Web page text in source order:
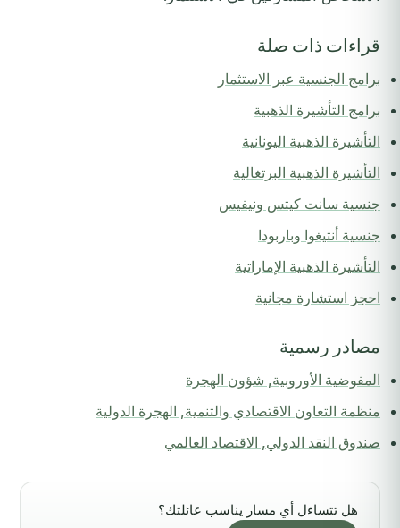
قراءات ذات صلة
برامج الجنسية عبر الاستثمار
برامج التأشيرة الذهبية
التأشيرة الذهبية اليونانية
التأشيرة الذهبية البرتغالية
جنسية سانت كيتس ونيفيس
جنسية أنتيغوا وباربودا
التأشيرة الذهبية الإماراتية
احجز استشارة مجانية
مصادر رسمية
المفوضية الأوروبية, شؤون الهجرة
منظمة التعاون الاقتصادي والتنمية, الهجرة الدولية
صندوق النقد الدولي, الاقتصاد العالمي
هل تتساءل أي مسار يناسب عائلتك؟